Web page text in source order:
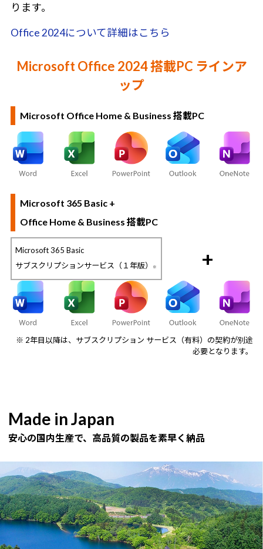
ります。
Office 2024について詳細はこちら
Microsoft Office 2024 搭載PC ラインア
ップ
Microsoft Office Home & Business 搭載PC
Microsoft 365 Basic +
Office Home & Business 搭載PC
Microsoft 365 Basic
サブスクリプションサービス（１年版）
※ +
※ 2年目以降は、サブスクリプション サービス（有料）の契約が別途
必要となります。
Made in Japan
安心の国内生産で、高品質の製品を素早く納品